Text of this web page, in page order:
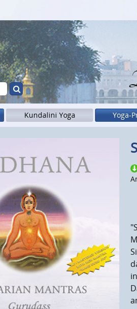
Kundalini Yoga Yoga-